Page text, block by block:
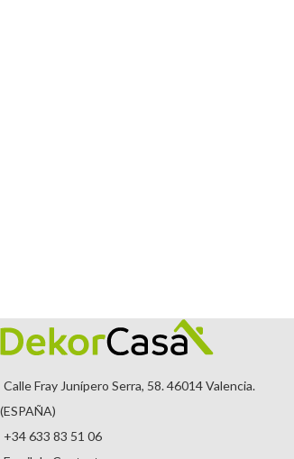
Calle Fray Junípero Serra, 58. 46014 Valencia.
(ESPAÑA)
+34 633 83 51 06